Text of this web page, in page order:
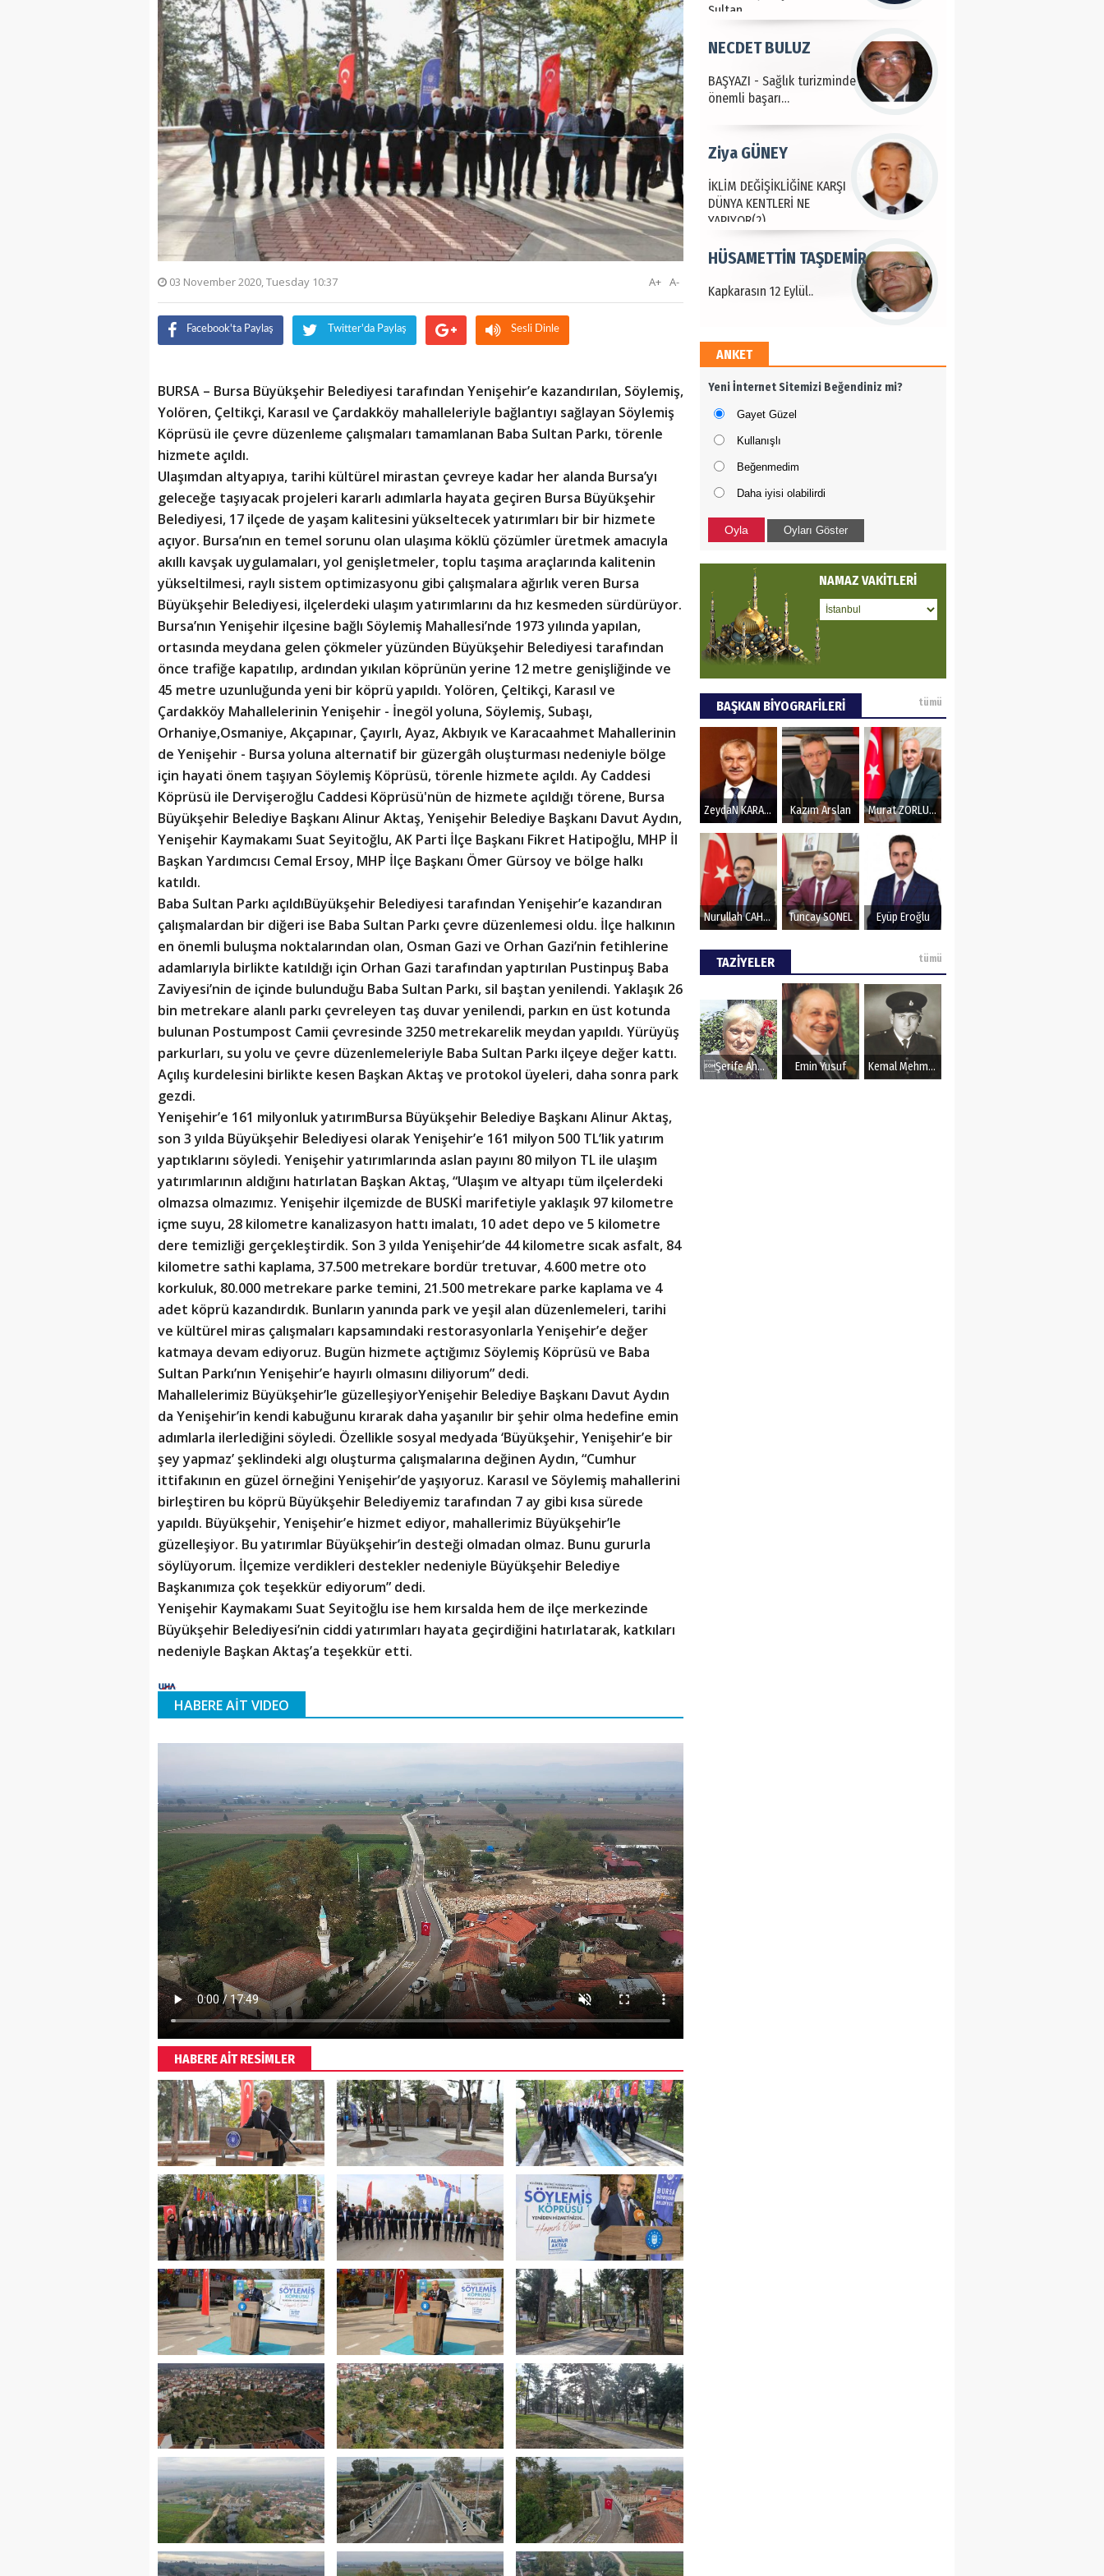
03 November 2020, Tuesday 10:37 A-
A+
Facebook'ta Paylaş Twitter'da Paylaş Sesli Dinle
BURSA – Bursa Büyükşehir Belediyesi tarafından Yenişehir’e kazandırılan, Söylemiş,
Yolören, Çeltikçi, Karasıl ve Çardakköy mahalleleriyle bağlantıyı sağlayan Söylemiş
Köprüsü ile çevre düzenleme çalışmaları tamamlanan Baba Sultan Parkı, törenle
hizmete açıldı.
Ulaşımdan altyapıya, tarihi kültürel mirastan çevreye kadar her alanda Bursa’yı
geleceğe taşıyacak projeleri kararlı adımlarla hayata geçiren Bursa Büyükşehir
Belediyesi, 17 ilçede de yaşam kalitesini yükseltecek yatırımları bir bir hizmete
açıyor. Bursa’nın en temel sorunu olan ulaşıma köklü çözümler üretmek amacıyla
akıllı kavşak uygulamaları, yol genişletmeler, toplu taşıma araçlarında kalitenin
yükseltilmesi, raylı sistem optimizasyonu gibi çalışmalara ağırlık veren Bursa
Büyükşehir Belediyesi, ilçelerdeki ulaşım yatırımlarını da hız kesmeden sürdürüyor.
Bursa’nın Yenişehir ilçesine bağlı Söylemiş Mahallesi’nde 1973 yılında yapılan,
ortasında meydana gelen çökmeler yüzünden Büyükşehir Belediyesi tarafından
önce trafiğe kapatılıp, ardından yıkılan köprünün yerine 12 metre genişliğinde ve
45 metre uzunluğunda yeni bir köprü yapıldı. Yolören, Çeltikçi, Karasıl ve
Çardakköy Mahallelerinin Yenişehir - İnegöl yoluna, Söylemiş, Subaşı,
Orhaniye,Osmaniye, Akçapınar, Çayırlı, Ayaz, Akbıyık ve Karacaahmet Mahallerinin
de Yenişehir - Bursa yoluna alternatif bir güzergâh oluşturması nedeniyle bölge
için hayati önem taşıyan Söylemiş Köprüsü, törenle hizmete açıldı. Ay Caddesi
Köprüsü ile Dervişeroğlu Caddesi Köprüsü'nün de hizmete açıldığı törene, Bursa
Büyükşehir Belediye Başkanı Alinur Aktaş, Yenişehir Belediye Başkanı Davut Aydın,
Yenişehir Kaymakamı Suat Seyitoğlu, AK Parti İlçe Başkanı Fikret Hatipoğlu, MHP İl
Başkan Yardımcısı Cemal Ersoy, MHP İlçe Başkanı Ömer Gürsoy ve bölge halkı
katıldı.
Baba Sultan Parkı açıldıBüyükşehir Belediyesi tarafından Yenişehir’e kazandıran
çalışmalardan bir diğeri ise Baba Sultan Parkı çevre düzenlemesi oldu. İlçe halkının
en önemli buluşma noktalarından olan, Osman Gazi ve Orhan Gazi’nin fetihlerine
adamlarıyla birlikte katıldığı için Orhan Gazi tarafından yaptırılan Pustinpuş Baba
Zaviyesi’nin de içinde bulunduğu Baba Sultan Parkı, sil baştan yenilendi. Yaklaşık 26
bin metrekare alanlı parkı çevreleyen taş duvar yenilendi, parkın en üst kotunda
bulunan Postumpost Camii çevresinde 3250 metrekarelik meydan yapıldı. Yürüyüş
parkurları, su yolu ve çevre düzenlemeleriyle Baba Sultan Parkı ilçeye değer kattı.
Açılış kurdelesini birlikte kesen Başkan Aktaş ve protokol üyeleri, daha sonra park
gezdi.
Yenişehir’e 161 milyonluk yatırımBursa Büyükşehir Belediye Başkanı Alinur Aktaş,
son 3 yılda Büyükşehir Belediyesi olarak Yenişehir’e 161 milyon 500 TL’lik yatırım
yaptıklarını söyledi. Yenişehir yatırımlarında aslan payını 80 milyon TL ile ulaşım
yatırımlarının aldığını hatırlatan Başkan Aktaş, “Ulaşım ve altyapı tüm ilçelerdeki
olmazsa olmazımız. Yenişehir ilçemizde de BUSKİ marifetiyle yaklaşık 97 kilometre
içme suyu, 28 kilometre kanalizasyon hattı imalatı, 10 adet depo ve 5 kilometre
dere temizliği gerçekleştirdik. Son 3 yılda Yenişehir’de 44 kilometre sıcak asfalt, 84
kilometre sathi kaplama, 37.500 metrekare bordür tretuvar, 4.600 metre oto
korkuluk, 80.000 metrekare parke temini, 21.500 metrekare parke kaplama ve 4
adet köprü kazandırdık. Bunların yanında park ve yeşil alan düzenlemeleri, tarihi
ve kültürel miras çalışmaları kapsamındaki restorasyonlarla Yenişehir’e değer
katmaya devam ediyoruz. Bugün hizmete açtığımız Söylemiş Köprüsü ve Baba
Sultan Parkı’nın Yenişehir’e hayırlı olmasını diliyorum” dedi.
Mahallelerimiz Büyükşehir’le güzelleşiyorYenişehir Belediye Başkanı Davut Aydın
da Yenişehir’in kendi kabuğunu kırarak daha yaşanılır bir şehir olma hedefine emin
adımlarla ilerlediğini söyledi. Özellikle sosyal medyada ‘Büyükşehir, Yenişehir’e bir
şey yapmaz’ şeklindeki algı oluşturma çalışmalarına değinen Aydın, “Cumhur
ittifakının en güzel örneğini Yenişehir’de yaşıyoruz. Karasıl ve Söylemiş mahallerini
birleştiren bu köprü Büyükşehir Belediyemiz tarafından 7 ay gibi kısa sürede
yapıldı. Büyükşehir, Yenişehir’e hizmet ediyor, mahallerimiz Büyükşehir’le
güzelleşiyor. Bu yatırımlar Büyükşehir’in desteği olmadan olmaz. Bunu gururla
söylüyorum. İlçemize verdikleri destekler nedeniyle Büyükşehir Belediye
Başkanımıza çok teşekkür ediyorum” dedi.
Yenişehir Kaymakamı Suat Seyitoğlu ise hem kırsalda hem de ilçe merkezinde
Büyükşehir Belediyesi’nin ciddi yatırımları hayata geçirdiğini hatırlatarak, katkıları
nedeniyle Başkan Aktaş’a teşekkür etti.
HABERE AİT VIDEO
HABERE AİT RESİMLER
İKLİM DEĞİŞİKLİĞİNE KARŞI
DÜNYA KENTLERİ NE
Ziya GÜNEY
Kapkarasın 12 Eylül..
HÜSAMETTİN TAŞDEMİR
Bu proje ile neyi
Hakan SOYSAL
Türkiye tarımla para
kazanır..
ALİ BEKTAN
Gökova Kontrolü..
CAN PULAK
ANKET
Yeni İnternet Sitemizi Beğendiniz mi?
Gayet Güzel
Kullanışlı
Beğenmedim
Daha iyisi olabilirdi
Oyla Oyları Göster
NAMAZ VAKİTLERİ
BAŞKAN BİYOGRAFİLERİ tümü
ZeydaN KARALAR Kazım Arslan Murat ZORLUOĞLU
Nurullah CAHAN Tuncay SONEL Eyüp Eroğlu
TAZİYELER tümü
Şerife Ahmet Emin Yusuf Kemal Mehmet Kanmaz